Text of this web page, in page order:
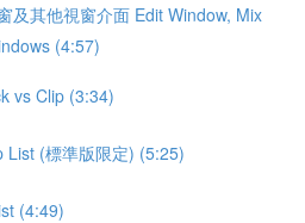
及其他視窗介面 Edit Window, Mix
(4:57)
vs Clip (3:34)
List (標準版限定) (5:25)
(4:49)